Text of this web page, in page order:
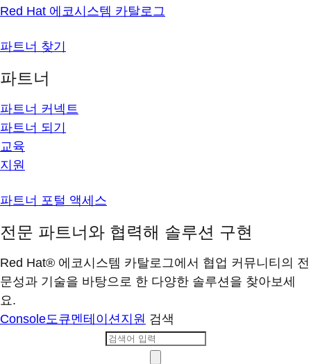
Red Hat 에코시스템 카탈로그
파트너 찾기
파트너
파트너 커넥트
파트너 되기
교육
지원
파트너 포털 액세스
전문 파트너와 협력해 솔루션 구현
Red Hat® 에코시스템 카탈로그에서 협업 커뮤니티의 전
문성과 기술을 바탕으로 한 다양한 솔루션을 찾아보세
요.
Console도큐멘테이션지원 검색